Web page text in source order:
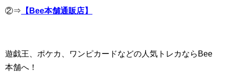
②⇒ 【Bee本舗通販店】
遊戯王、ポケカ、ワンピカードなどの人気トレカならBee
本舗へ！